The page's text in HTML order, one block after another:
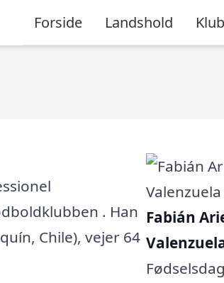
Forside Landshold
. Han
Chile), vejer 64
Fabián